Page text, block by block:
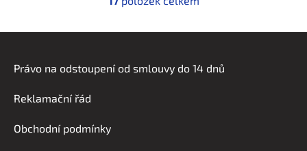
O
l
d
Právo na odstoupení od smlouvy do 14 dnů
Reklamační řád
Obchodní podmínky